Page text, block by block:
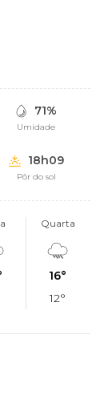
71%
Umidade
18h09
Pôr do sol
Quarta
16°
12°